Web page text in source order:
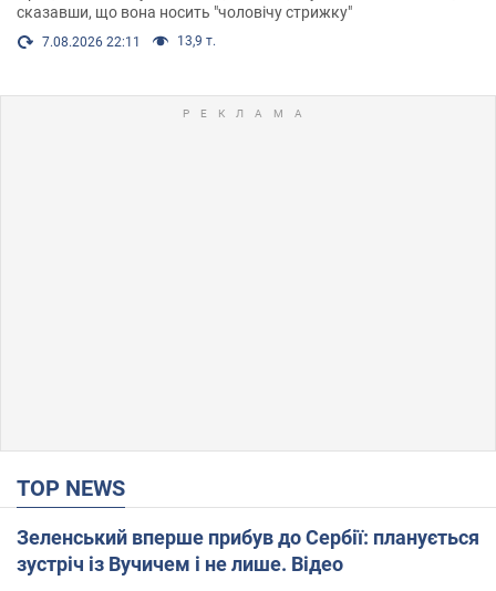
сказавши, що вона носить "чоловічу стрижку"
7.08.2026 22:11 13,9 т.
TOP NEWS
Зеленський вперше прибув до Сербії: планується
зустріч із Вучичем і не лише. Відео